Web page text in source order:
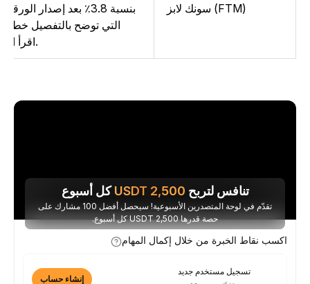
سونك لابز (FTM)
FTM وتوزيع $S. اقرأ المزيد
تنافس لتربح 2,500
USDTكل أسبوع
تقدّم في لوحة المتصدرين الأسبوعية! سيحصل أفضل 100 مشارك على
حصة قدرها 2,500 USDT كل أسبوع.
اكسب نقاط الخبرة من خلال إكمال المهام
تسجيل مستخدم جديد
إنشاء حساب